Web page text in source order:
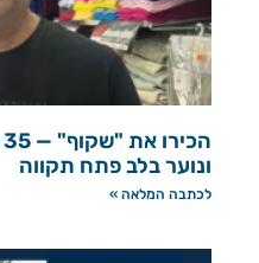
ונוער בלב פתח תקווה
לכתבה המלאה »